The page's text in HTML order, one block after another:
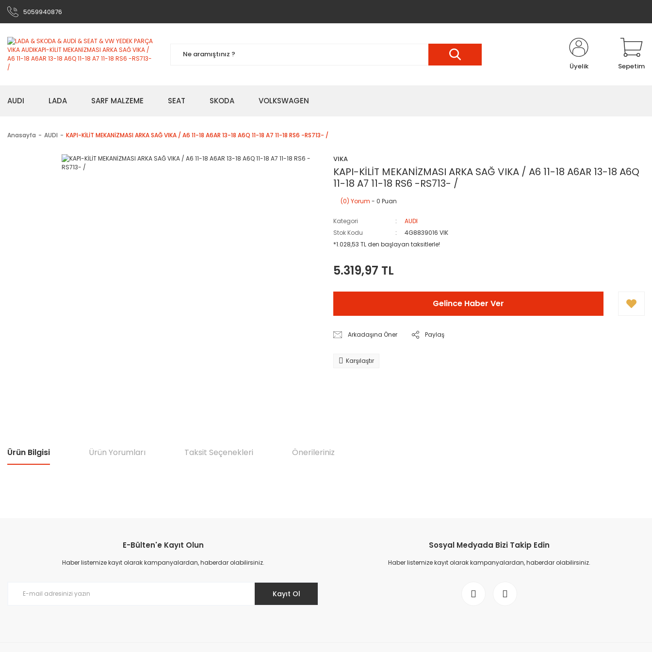
5059940876
Üyelik Sepetim
AUDI LADA SARF MALZEME SEAT SKODA VOLKSWAGEN
Anasayfa AUDI KAPI-KİLİT MEKANİZMASI ARKA SAĞ VIKA / A6 11-18 A6AR 13-18 A6Q 11-18 A7 11-18 RS6 -RS713- /
VIKA
KAPI-KİLİT MEKANİZMASI ARKA SAĞ VIKA / A6 11-18 A6AR 13-18 A6Q
11-18 A7 11-18 RS6 -RS713- /
(0) Yorum - 0 Puan
Kategori
AUDI
Stok Kodu
4G8839016 VIK
*1.028,53 TL den başlayan taksitlerle!
5.319,97 TL
Gelince Haber Ver
Arkadaşına Öner Paylaş
Karşılaştır
Ürün Bilgisi Ürün Yorumları Taksit Seçenekleri Önerileriniz
Ürün resmi kalitesiz, bozuk veya görüntülenemiyor.
Ürün açıklamasında eksik bilgiler bulunuyor.
E-Bülten'e Kayıt Olun
Haber listemize kayıt olarak kampanyalardan, haberdar olabilirsiniz.
Kayıt Ol
Sosyal Medyada Bizi Takip Edin
Haber listemize kayıt olarak kampanyalardan, haberdar olabilirsiniz.